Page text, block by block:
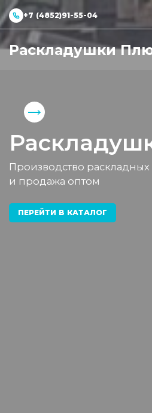
+7 (4852)91-55-04
Раскладушки
Производство раскладных
и продажа оптом
ПЕРЕЙТИ В КАТАЛОГ